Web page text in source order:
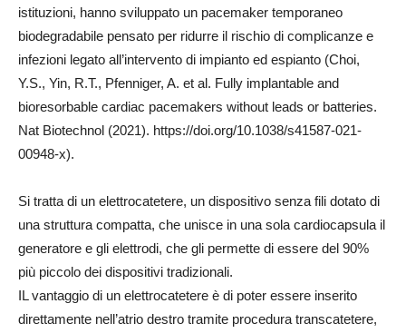
istituzioni, hanno sviluppato un pacemaker temporaneo
biodegradabile pensato per ridurre il rischio di complicanze e
infezioni legato all’intervento di impianto ed espianto (Choi,
Y.S., Yin, R.T., Pfenniger, A. et al. Fully implantable and
bioresorbable cardiac pacemakers without leads or batteries.
Nat Biotechnol (2021). https://doi.org/10.1038/s41587-021-
00948-x).
Si tratta di un elettrocatetere, un dispositivo senza fili dotato di
una struttura compatta, che unisce in una sola cardiocapsula il
generatore e gli elettrodi, che gli permette di essere del 90%
più piccolo dei dispositivi tradizionali.
IL vantaggio di un elettrocatetere è di poter essere inserito
direttamente nell’atrio destro tramite procedura transcatetere,